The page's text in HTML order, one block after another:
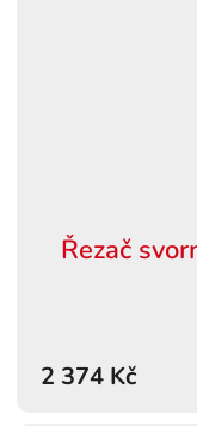
Řezač
2 374 Kč